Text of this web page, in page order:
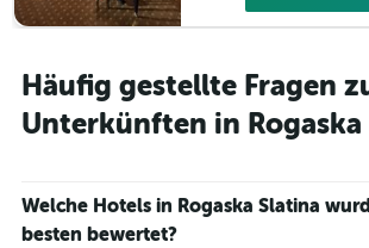
Häufig gestellte Fragen
Unterkünften in Rogaska
Welche Hotels in Rogaska Slatina
besten bewertet?